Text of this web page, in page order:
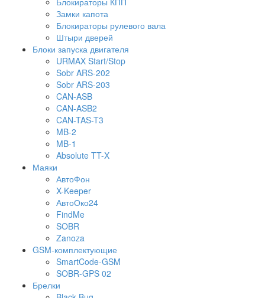
Замки капота
Блокираторы рулевого вала
Штыри дверей
Блоки запуска двигателя
URMAX Start/Stop
Sobr ARS-202
Sobr ARS-203
CAN-ASB
CAN-ASB2
CAN-TAS-T3
MB-2
MB-1
Absolute TT-X
Маяки
АвтоФон
X-Keeper
АвтоОко24
FindMe
SOBR
Zanoza
GSM-комплектующие
SmartCode-GSM
SOBR-GPS 02
Брелки